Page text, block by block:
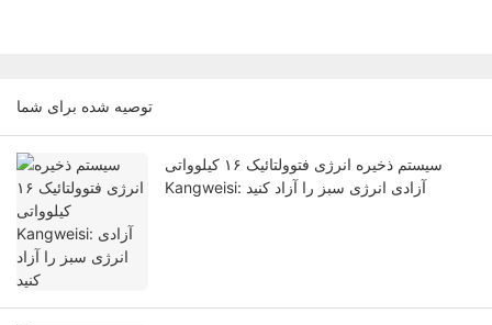
توصیه شده برای شما
سیستم ذخیره انرژی فتوولتائیک ۱۶ کیلوواتی
Kangweisi: آزادی انرژی سبز را آزاد کنید